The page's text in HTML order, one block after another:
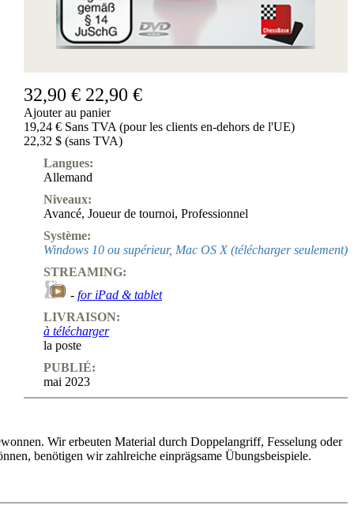
32,90 € 22,90 €
Ajouter au panier
19,24 € Sans TVA (pour les clients en-dehors de l'UE)
22,32 $ (sans TVA)
Langues:
Allemand
Niveaux:
Avancé, Joueur de tournoi, Professionnel
Système:
Windows 10 ou supérieur, Mac OS X (télécharger seulement)
STREAMING:
- for iPad & tablet
LIVRAISON:
à télécharger
la poste
PUBLIÉ:
mai 2023
Wir erbeuten Material durch Doppelangriff, Fesselung oder
benötigen wir zahlreiche einprägsame Übungsbeispiele.